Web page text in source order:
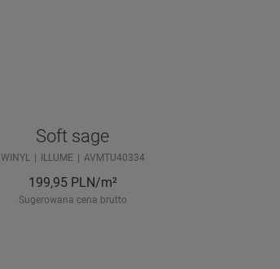
Soft sage
WINYL ILLUME AVMTU40334
199,95 PLN/m²
Sugerowana cena brutto